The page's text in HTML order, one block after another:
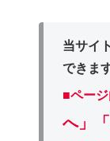
当サイ
できま
■ペー
へ」